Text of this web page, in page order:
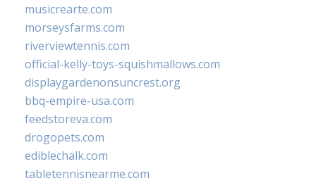
musicrearte.com
morseysfarms.com
riverviewtennis.com
official-kelly-toys-squishmallows.com
displaygardenonsuncrest.org
bbq-empire-usa.com
feedstoreva.com
drogopets.com
ediblechalk.com
tabletennisnearme.com